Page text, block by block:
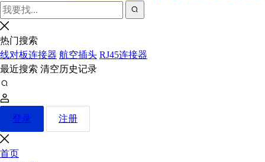
热门搜索
线对板连接器 航空插头 RJ45连接器
最近搜索 清空历史记录
登录 注册
首页